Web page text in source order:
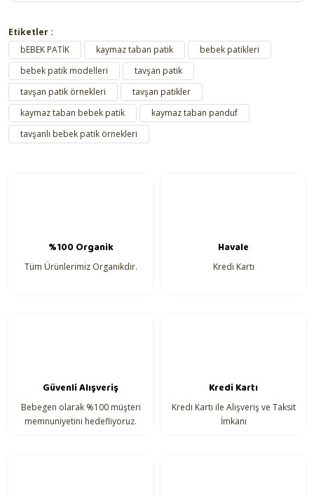
konularda yetersiz gördüğünüz noktaları öneri formunu kullanarak
tarafımıza iletebilirsiniz.
Görüş ve önerileriniz için teşekkür ederiz.
Ürün resmi kalitesiz, bozuk veya görüntülenemiyor.
Ürün açıklamasında eksik bilgiler bulunuyor.
Etiketler :
bEBEK PATİK
kaymaz taban patik
bebek patikleri
bebek patik modelleri
tavşan patik
tavşan patik örnekleri
tavşan patikler
kaymaz taban bebek patik
kaymaz taban panduf
tavşanlı bebek patik örnekleri
%100 Organik
Tüm Ürünlerimiz Organikdir.
Havale
Kredi Kartı
Güvenli Alışveriş
Bebegen olarak %100 müşteri
memnuniyetini hedefliyoruz.
Kredi Kartı
Kredi Kartı ile Alışveriş ve Taksit
İmkanı